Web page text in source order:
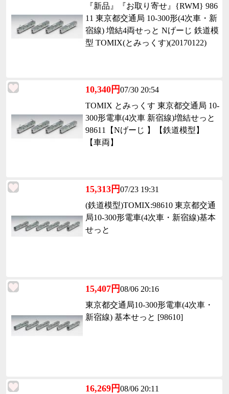
『新品』『お取り寄せ』{RWM} 986
11 東京都交通局 10-300形(4次車・新
宿線) 増結4両せっと Nげーじ 鉄道模
型 TOMIX(とみっくす)(20170122)
10,340円07/30 20:54
TOMIX とみっくす 東京都交通局 10-
300形電車(4次車 新宿線)増結せっと
98611【Nげーじ 】【鉄道模型】
【車両】
15,313円07/23 19:31
(鉄道模型)TOMIX:98610 東京都交通
局10-300形電車(4次車・新宿線)基本
せっと
15,407円08/06 20:16
東京都交通局10-300形電車(4次車・
新宿線) 基本せっと [98610]
16,269円08/06 20:11